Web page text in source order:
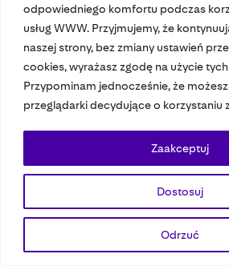
odpowiedniego komfortu podczas
usług WWW. Przyjmujemy, że
naszej strony, bez zmiany ustawień
cookies, wyrażasz zgodę na użycie
Przypominam jednocześnie, że
przeglądarki decydujące o korzystaniu
Dostosuj
Odrzuć
Zaakceptuj
© 2023 Bauer Media Group, All Rights
Polityka prywatnościDane osobowe